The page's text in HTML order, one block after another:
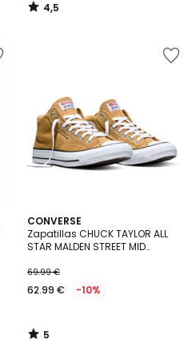
4,5
/
CONVERSE
Zapatillas CHUCK TAYLOR ALL
STAR MALDEN STREET MID
69.99 €
62.99 € -10%
5
/
5
5
/